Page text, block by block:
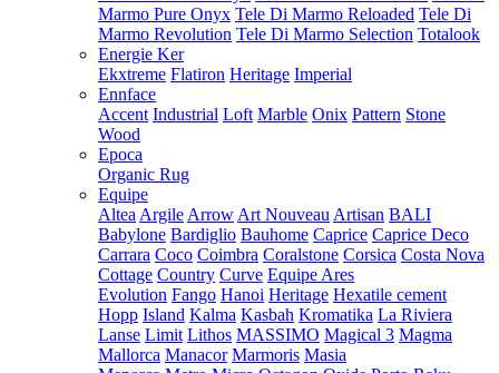
Marmo Pure Onyx Tele Di Marmo Reloaded Tele Di
Marmo Revolution Tele Di Marmo Selection Totalook
Energie Ker
Ekxtreme Flatiron Heritage Imperial
Ennface
Accent Industrial Loft Marble Onix Pattern Stone
Wood
Epoca
Organic Rug
Equipe
Altea Argile Arrow Art Nouveau Artisan BALI
Babylone Bardiglio Bauhome Caprice Caprice Deco
Carrara Coco Coimbra Coralstone Corsica Costa Nova
Cottage Country Curve Equipe Ares
Evolution Fango Hanoi Heritage Hexatile cement
Hopp Island Kalma Kasbah Kromatika La Riviera
Lanse Limit Lithos MASSIMO Magical 3 Magma
Mallorca Manacor Marmoris Masia